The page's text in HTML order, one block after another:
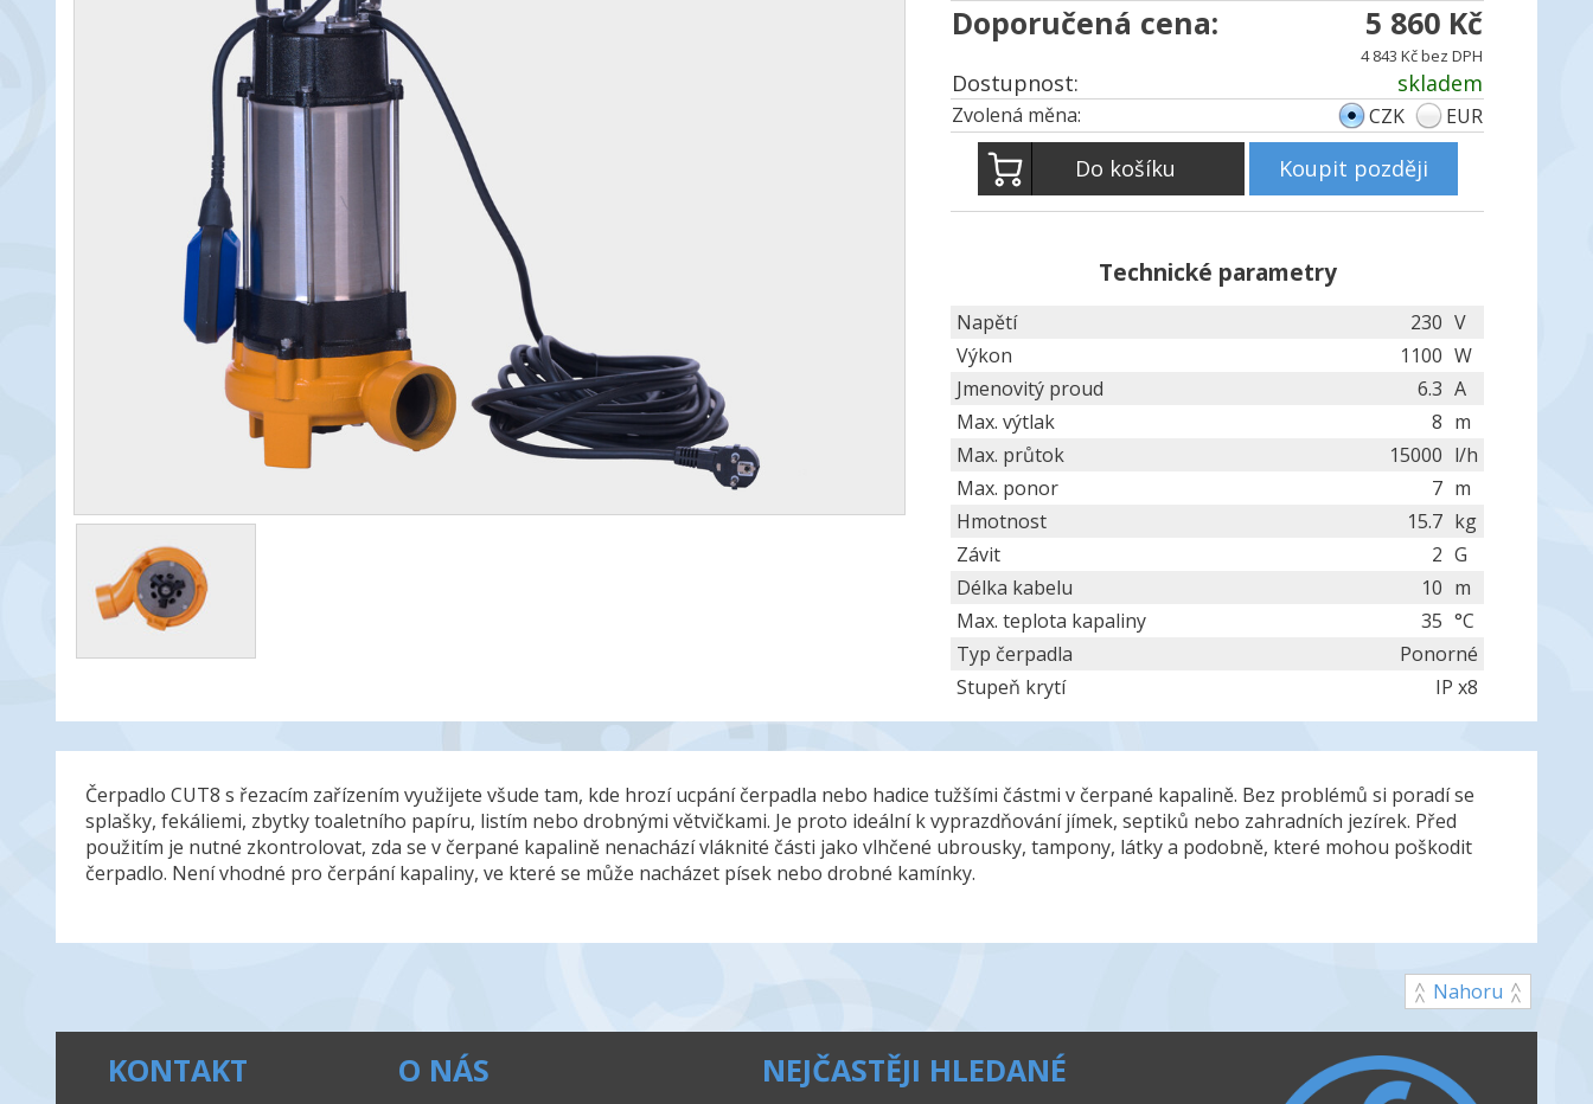
Doporučená cena: 5 860 Kč
4 843 Kč bez DPH
Dostupnost: skladem
Zvolená měna: CZK EUR
Do košíku Koupit později
Technické parametry
Napětí 230 V
Výkon
1100 W
Jmenovitý proud
6.3 A
Max. výtlak
8 m
Max. průtok
15000 l/h
Max. ponor
7 m
Hmotnost
15.7 kg
Závit
2 G
Délka kabelu
10 m
Max. teplota kapaliny
35 °C
Typ čerpadla
Ponorné
Stupeň krytí
IP x8
Čerpadlo CUT8 s řezacím zařízením využijete všude tam, kde hrozí ucpání čerpadla nebo hadice tužšími částmi v čerpané kapalině. Bez problémů si poradí se
splašky, fekáliemi, zbytky toaletního papíru, listím nebo drobnými větvičkami. Je proto ideální k vyprazdňování jímek, septiků nebo zahradních jezírek. Před
použitím je nutné zkontrolovat, zda se v čerpané kapalině nenachází vláknité části jako vlhčené ubrousky, tampony, látky a podobně, které mohou poškodit
čerpadlo. Není vhodné pro čerpání kapaliny, ve které se může nacházet písek nebo drobné kamínky.
Nahoru
KONTAKT O NÁS NEJČASTĚJI HLEDANÉ